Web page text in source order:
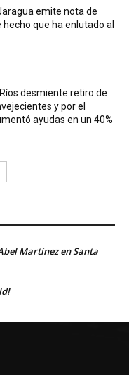
emite nota de
que ha enlutado al
desmiente retiro de
y por el
ayudas en un 40%
Martínez en Santa